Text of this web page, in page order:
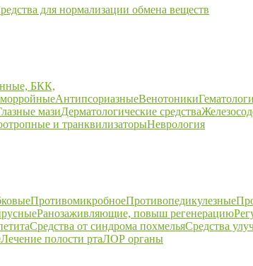
для нормализации обмена веществ
БКК,
АнтипсориазныеВенотоники
мазиДерматологические средства
и транквилизаторыНеврология
ПротивомикробноеПротивопедикулезные
Ранозаживляющие, повыш регенерацию
Средства от синдрома похмельяСредства
Лечение полости ртаЛОР органы